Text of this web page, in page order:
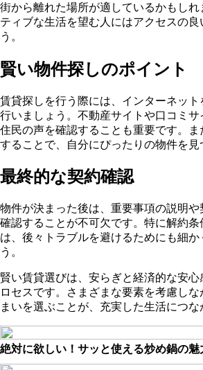
街から離れた場所が適しているかもし
ティブな生活を望む人にはアクセスの良
う。
賢い物件探しのポイント
賃貸探しを行う際には、インターネッ
行いましょう。不動産サイトや口コミ
住民の声を確認することも重要です。
することで、自分にぴったりの物件を見
最終的な契約確認
物件が決まった後は、重要事項の説明や
確認することが不可欠です。特に解約条
は、後々トラブルを避けるためにも細か
う。
賢い賃貸選びは、安らぎと経済的な安
ロセスです。さまざまな要素を考慮し
まいを選ぶことが、充実した生活につな
絶対に欲しい！サッと使える炒め鍋の魅